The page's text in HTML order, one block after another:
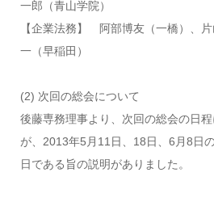
一郎（青山学院）
【企業法務】 阿部博友（一橋）、
一（早稲田）
(2) 次回の総会について
後藤専務理事より、次回の総会の日
が、2013年5月11日、18日、6月8日
日である旨の説明がありました。